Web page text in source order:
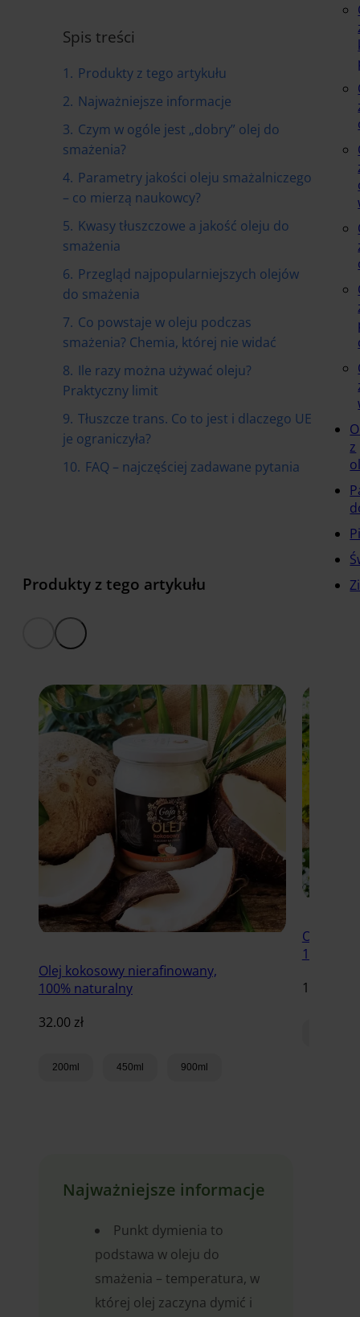
Spis treści
1. Produkty z tego artykułu
2. Najważniejsze informacje
3. Czym w ogóle jest „dobry” olej do
smażenia?
4. Parametry jakości oleju smażalniczego
– co mierzą naukowcy?
5. Kwasy tłuszczowe a jakość oleju do
smażenia
6. Przegląd najpopularniejszych olejów
do smażenia
7. Co powstaje w oleju podczas
smażenia? Chemia, której nie widać
8. Ile razy można używać oleju?
Praktyczny limit
9. Tłuszcze trans. Co to jest i dlaczego UE
je ograniczyła?
10. FAQ – najczęściej zadawane pytania
Produkty z tego artykułu
Olej kokosowy nierafinowany,
100% naturalny
32.00 zł
200ml 450ml 900ml
Olej
100%
18.00
Najważniejsze informacje
Punkt dymienia to
podstawa w oleju do
smażenia – temperatura, w
której olej zaczyna dymić i
z